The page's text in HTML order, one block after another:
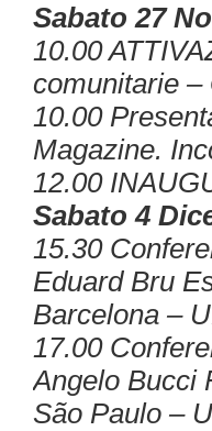
Sabato 27
10.00
comunitarie –
10.00
Magazine.
12.00
Sabato 4
15.30
Eduard Bru
Barcelona –
17.00
Angelo Bucci
São Paulo –